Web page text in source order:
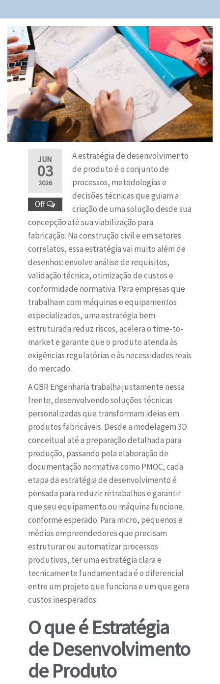
JUN
03
2026
Off
A estratégia de desenvolvimento
de produto é o conjunto de
processos, metodologias e
decisões técnicas que guiam a
criação de uma solução desde sua
concepção até sua viabilização para
fabricação. Na construção civil e em setores
correlatos, essa estratégia vai muito além de
desenhos: envolve análise de requisitos,
validação técnica, otimização de custos e
conformidade normativa. Para empresas que
trabalham com máquinas e equipamentos
especializados, uma estratégia bem
estruturada reduz riscos, acelera o time-to-
market e garante que o produto atenda às
exigências regulatórias e às necessidades reais
do mercado.
A GBR Engenharia trabalha justamente nessa
frente, desenvolvendo soluções técnicas
personalizadas que transformam ideias em
produtos fabricáveis. Desde a modelagem 3D
conceitual até a preparação detalhada para
produção, passando pela elaboração de
documentação normativa como PMOC, cada
etapa da estratégia de desenvolvimento é
pensada para reduzir retrabalhos e garantir
que seu equipamento ou máquina funcione
conforme esperado. Para micro, pequenos e
médios empreendedores que precisam
estruturar ou automatizar processos
produtivos, ter uma estratégia clara e
tecnicamente fundamentada é o diferencial
entre um projeto que funciona e um que gera
custos inesperados.
O que é Estratégia
de Desenvolvimento
de Produto